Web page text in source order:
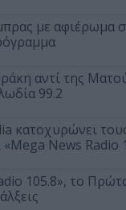
με αφιέρωμα
αντί της
99.2
κατοχυρώνει
«Mega News Radio
105.8», το